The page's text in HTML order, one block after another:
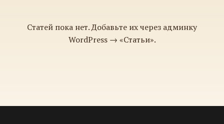
Статей пока нет. Добавьте их через админку
WordPress → «Статьи».